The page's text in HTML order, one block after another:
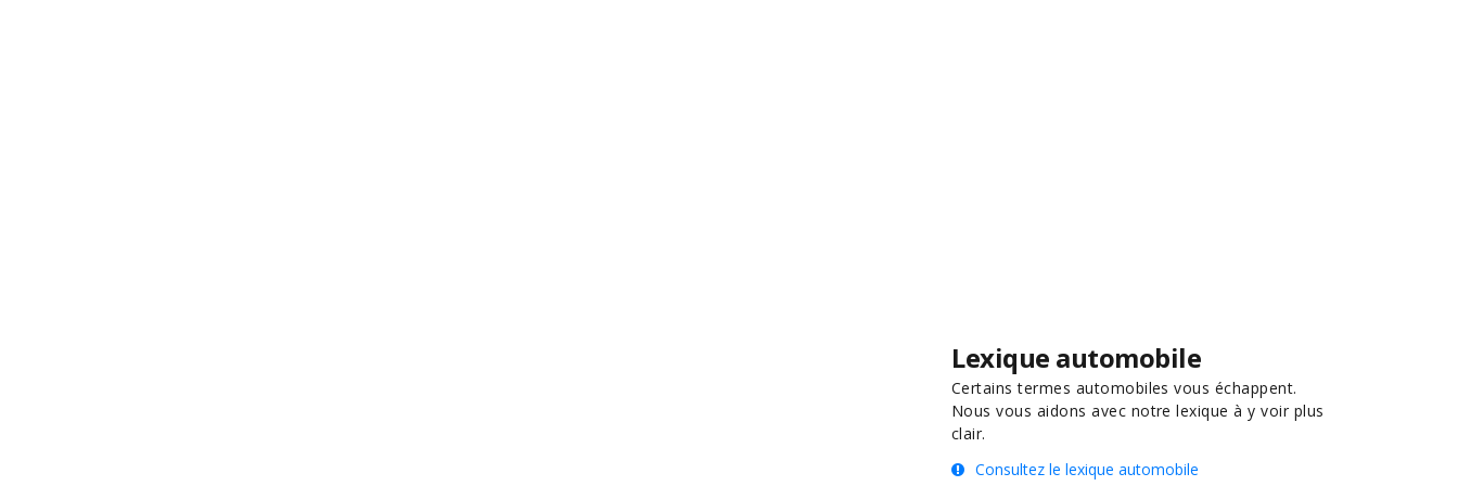
Lexique automobile
Certains termes automobiles vous échappent.
Nous vous aidons avec notre lexique à y voir plus
clair.
Consultez le lexique automobile